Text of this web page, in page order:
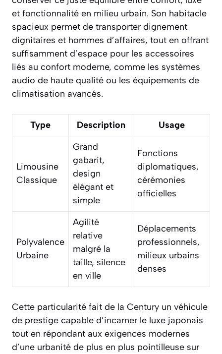
et fonctionnalité en milieu urbain. Son habitacle
spacieux permet de transporter dignement
dignitaires et hommes d’affaires, tout en offrant
suffisamment d’espace pour les accessoires
liés au confort moderne, comme les systèmes
audio de haute qualité ou les équipements de
climatisation avancés.
Type Description Usage
Limousine
Classique
Grand
gabarit,
design
élégant et
simple
Fonctions
diplomatiques,
cérémonies
officielles
Polyvalence
Urbaine
Agilité
relative
malgré la
taille, silence
en ville
Déplacements
professionnels,
milieux urbains
denses
Cette particularité fait de la Century un véhicule
de prestige capable d’incarner le luxe japonais
tout en répondant aux exigences modernes
d’une urbanité de plus en plus pointilleuse sur